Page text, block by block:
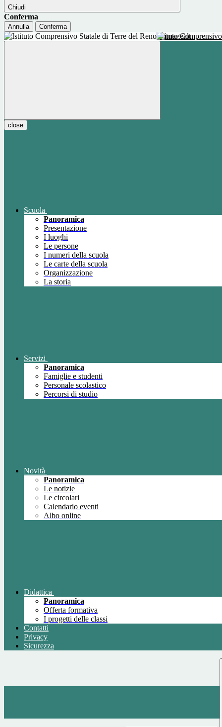
Chiudi
Conferma
Annulla Conferma
Istituto
close
Scuola
Panoramica
Presentazione
I luoghi
Le persone
I numeri della scuola
Le carte della scuola
Organizzazione
La storia
Servizi
Panoramica
Famiglie e studenti
Personale scolastico
Percorsi di studio
Novità
Panoramica
Le notizie
Le circolari
Calendario eventi
Albo online
Didattica
Panoramica
Offerta formativa
I progetti delle classi
Contatti
Privacy
Sicurezza